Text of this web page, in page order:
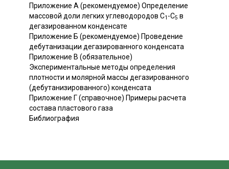
Приложение А (рекомендуемое) Определение
массовой доли легких углеводородов С1 -С5 в
дегазированном конденсате
Приложение Б (рекомендуемое) Проведение
дебутанизации дегазированного конденсата
Приложение В (обязательное)
Экспериментальные методы определения
плотности и молярной массы дегазированного
(дебутанизированного) конденсата
Приложение Г (справочное) Примеры расчета
состава пластового газа
Библиография